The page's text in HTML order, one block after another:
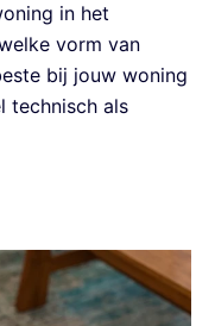
in het
vorm van
bij jouw woning
technisch als